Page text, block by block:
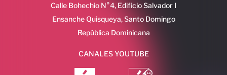
Calle Bohechio N°4, Edificio Salvador I
Ensanche Quisqueya, Santo Domingo
República Dominicana
CANALES YOUTUBE